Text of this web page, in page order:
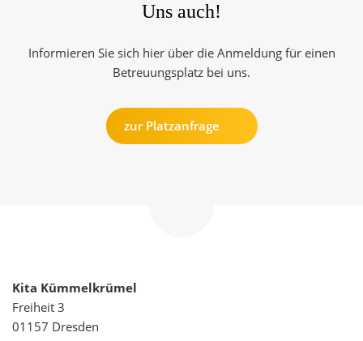
Uns auch!
Informieren Sie sich hier über die Anmeldung für einen
Betreuungsplatz bei uns.
zur Platzanfrage
Kita Kümmelkrümel
Freiheit 3
01157 Dresden